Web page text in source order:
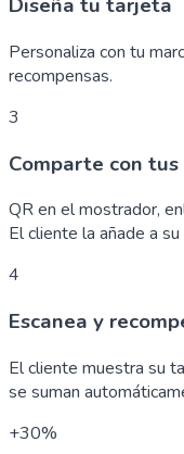
Diseña tu tarjeta
Personaliza con tu
recompensas.
3
Comparte con
QR en el mostrador,
El cliente la añade a
4
Escanea y
El cliente muestra su
se suman
+30%